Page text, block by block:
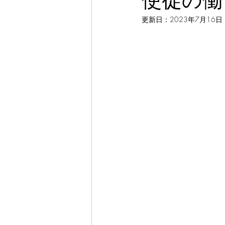
更新日： 2023年7月16日